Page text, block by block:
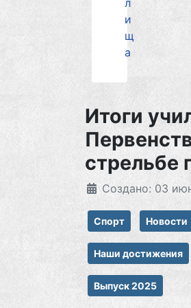
л
и
щ
а
Итоги
стрельбе
Создано: 03
Спорт Новости
Наши достижения
Выпуск 2025